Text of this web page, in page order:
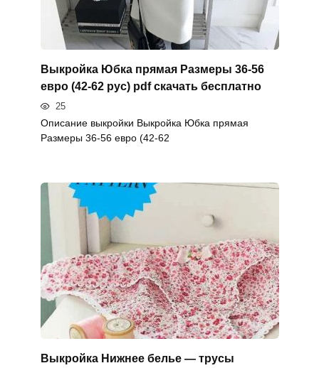
Выкройка Юбка прямая Размеры 36-56
евро (42-62 рус) pdf скачать бесплатно
25
Описание выкройки Выкройка Юбка прямая
Размеры 36-56 евро (42-62
Выкройка Нижнее белье — трусы